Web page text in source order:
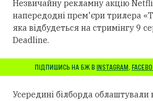
Незвичайну рекламну акцію
напередодні прем'єри трилера
яка відбудеться на стримінгу 9
Deadline.
ПІДПИШИСЬ НА БЖ В INSTAGRAM,
Усередині білборда облаштували